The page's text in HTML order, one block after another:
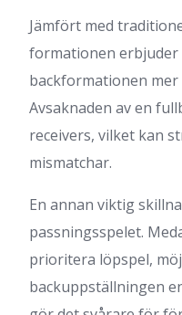
Jämfört med
formationen erbjuder
backformationen
Avsaknaden av en
receivers, vilket kan
mismatchar.
En annan viktig
passningsspelet.
prioritera löpspel,
backuppställningen